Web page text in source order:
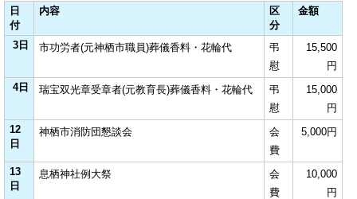
日
付
内容
区
分
金額
3日 市功労者(元神栖市職員)葬儀香料・花輪代
弔
慰
15,500
円
4日
瑞宝双光章受章者(元教育長)葬儀香料・花輪代
弔
慰
15,000
円
12
日
神栖市消防団懇談会
会
費
5,000円
13
日
息栖神社例大祭
会
費
10,000
円